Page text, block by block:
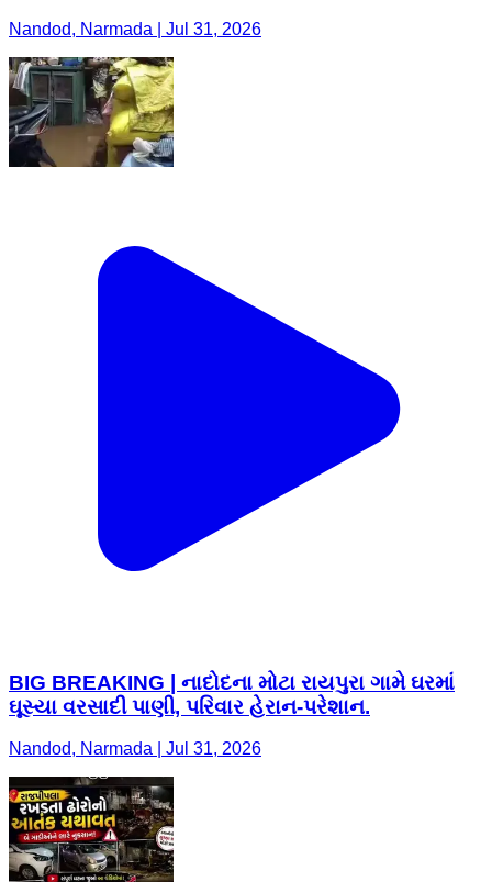
Nandod, Narmada | Jul 31, 2026
BIG BREAKING | નાદોદના મોટા રાયપુરા ગામે ઘરમાં
ઘૂસ્યા વરસાદી પાણી, પરિવાર હેરાન-પરેશાન.
Nandod, Narmada | Jul 31, 2026